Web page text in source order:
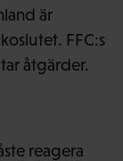
är
FFC:s
åtgärder.
reagera